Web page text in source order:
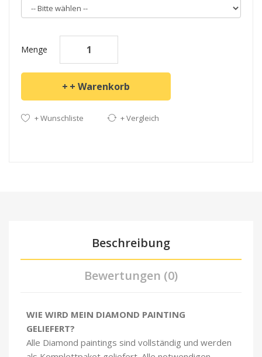
Menge
+ Warenkorb
+ Wunschliste + Vergleich
Beschreibung
Bewertungen (0)
WIE WIRD MEIN DIAMOND PAINTING
GELIEFERT?
Alle Diamond paintings sind vollständig und werden